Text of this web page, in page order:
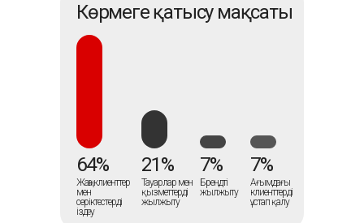
Көрмеге қатысу мақсаты
Жаңа клиенттер
мен
серіктестерді
іздеу
64%
Тауарлар мен
қызметтерді
жылжыту
21%
Брендті
жылжыту
7%
Ағымдағы
клиенттерді
ұстап қалу
7%